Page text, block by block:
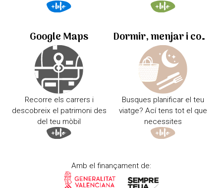
Google Maps
Recorre els carrers i
descobreix el patrimoni des
del teu mòbil
Dormir, menjar i comprar
Busques planificar el teu
viatge? Ací tens tot el que
necessites
Amb el finançament de: